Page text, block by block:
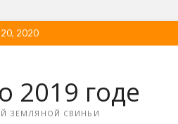
20, 2020
2019 годе
ЗЕМЛЯНОЙ СВИНЬИ